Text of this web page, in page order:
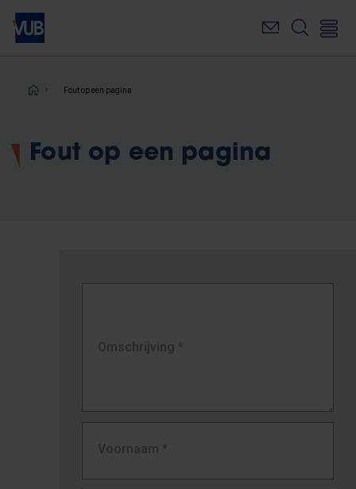
Overslaan
naar
inhoudKruimelpad
Fout op een pagina
Fout op een pagina
Omschrijving *
Voornaam *